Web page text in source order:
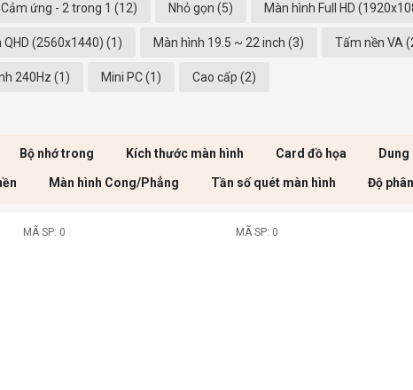
Cảm ứng - 2 trong 1 (12) Nhỏ gọn (5) Màn hình Full HD
QHD (2560x1440) (1) Màn hình 19.5 ~ 22 inch (3) Tấm nền VA
240Hz (1) Mini PC (1) Cao cấp (2)
Bộ nhớ trong Kích thước màn hình Card đồ họa
Màn hình Cong/Phẳng Tần số quét màn hình Độ
MÃ SP: 0 MÃ SP: 0